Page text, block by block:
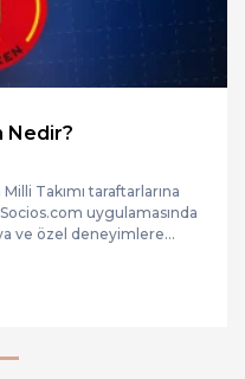
Nedir?
Takımı taraftarlarına
uygulamasında
ve özel deneyimlere...